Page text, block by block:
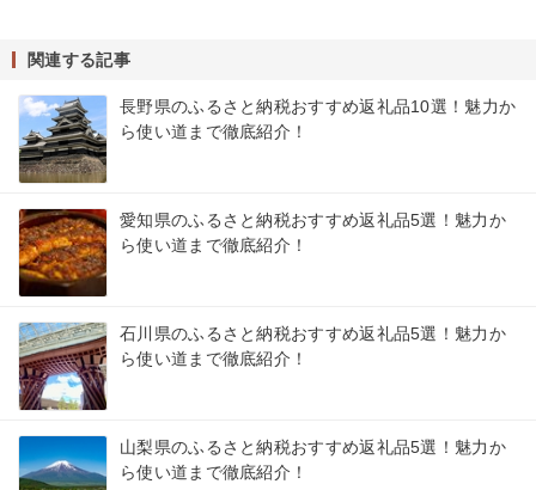
関連する記事
長野県のふるさと納税おすすめ返礼品10選！魅力か
ら使い道まで徹底紹介！
愛知県のふるさと納税おすすめ返礼品5選！魅力か
ら使い道まで徹底紹介！
石川県のふるさと納税おすすめ返礼品5選！魅力か
ら使い道まで徹底紹介！
山梨県のふるさと納税おすすめ返礼品5選！魅力か
ら使い道まで徹底紹介！